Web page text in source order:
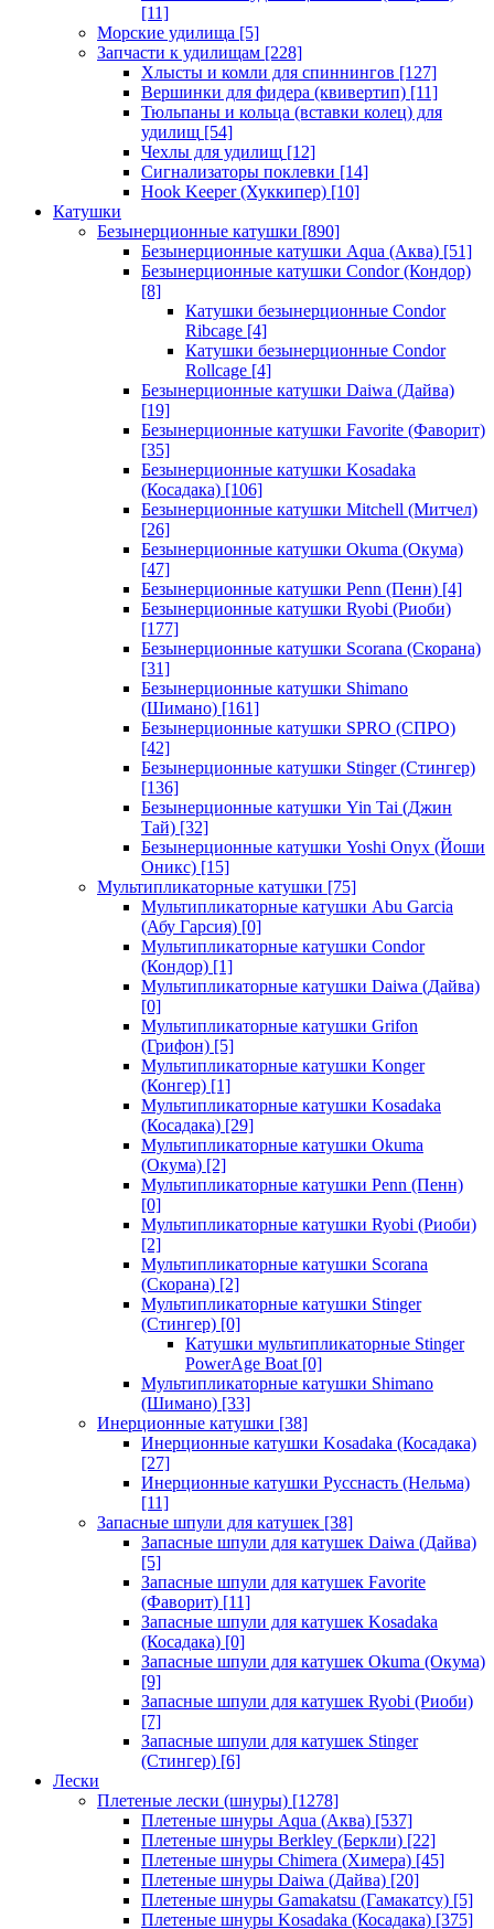
[11]
Морские удилища [5]
Запчасти к удилищам [228]
Хлысты и комли для спиннингов [127]
Вершинки для фидера (квивертип) [11]
Тюльпаны и кольца (вставки колец) для
удилищ [54]
Чехлы для удилищ [12]
Сигнализаторы поклевки [14]
Hook Keeper (Хуккипер) [10]
Катушки
Безынерционные катушки [890]
Безынерционные катушки Aqua (Аква) [51]
Безынерционные катушки Condor (Кондор)
[8]
Катушки безынерционные Condor
Ribcage [4]
Катушки безынерционные Condor
Rollcage [4]
Безынерционные катушки Daiwa (Дайва)
[19]
Безынерционные катушки Favorite (Фаворит)
[35]
Безынерционные катушки Kosadaka
(Косадака) [106]
Безынерционные катушки Mitchell (Митчел)
[26]
Безынерционные катушки Okuma (Окума)
[47]
Безынерционные катушки Penn (Пенн) [4]
Безынерционные катушки Ryobi (Риоби)
[177]
Безынерционные катушки Scorana (Скорана)
[31]
Безынерционные катушки Shimano
(Шимано) [161]
Безынерционные катушки SPRO (СПРО)
[42]
Безынерционные катушки Stinger (Стингер)
[136]
Безынерционные катушки Yin Tai (Джин
Тай) [32]
Безынерционные катушки Yoshi Onyx (Йоши
Оникс) [15]
Мультипликаторные катушки [75]
Мультипликаторные катушки Abu Garcia
(Абу Гарсия) [0]
Мультипликаторные катушки Condor
(Кондор) [1]
Мультипликаторные катушки Daiwa (Дайва)
[0]
Мультипликаторные катушки Grifon
(Грифон) [5]
Мультипликаторные катушки Konger
(Конгер) [1]
Мультипликаторные катушки Kosadaka
(Косадака) [29]
Мультипликаторные катушки Okuma
(Окума) [2]
Мультипликаторные катушки Penn (Пенн)
[0]
Мультипликаторные катушки Ryobi (Риоби)
[2]
Мультипликаторные катушки Scorana
(Скорана) [2]
Мультипликаторные катушки Stinger
(Стингер) [0]
Катушки мультипликаторные Stinger
PowerAge Boat [0]
Мультипликаторные катушки Shimano
(Шимано) [33]
Инерционные катушки [38]
Инерционные катушки Kosadaka (Косадака)
[27]
Инерционные катушки Русснасть (Нельма)
[11]
Запасные шпули для катушек [38]
Запасные шпули для катушек Daiwa (Дайва)
[5]
Запасные шпули для катушек Favorite
(Фаворит) [11]
Запасные шпули для катушек Kosadaka
(Косадака) [0]
Запасные шпули для катушек Okuma (Окума)
[9]
Запасные шпули для катушек Ryobi (Риоби)
[7]
Запасные шпули для катушек Stinger
(Стингер) [6]
Лески
Плетеные лески (шнуры) [1278]
Плетеные шнуры Aqua (Аква) [537]
Плетеные шнуры Berkley (Беркли) [22]
Плетеные шнуры Chimera (Химера) [45]
Плетеные шнуры Daiwa (Дайва) [20]
Плетеные шнуры Gamakatsu (Гамакатсу) [5]
Плетеные шнуры Kosadaka (Косадака) [375]